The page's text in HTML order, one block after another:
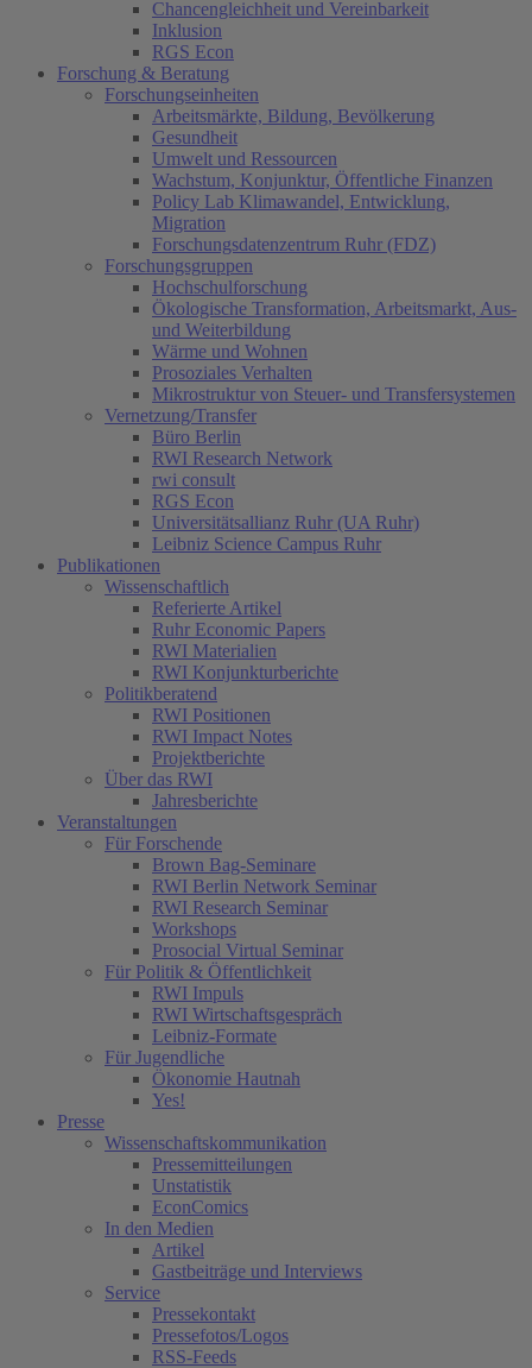
Chancengleichheit und Vereinbarkeit
Inklusion
RGS Econ
Forschung & Beratung
Forschungseinheiten
Arbeitsmärkte, Bildung, Bevölkerung
Gesundheit
Umwelt und Ressourcen
Wachstum, Konjunktur, Öffentliche Finanzen
Policy Lab Klimawandel, Entwicklung,
Migration
Forschungsdatenzentrum Ruhr (FDZ)
Forschungsgruppen
Hochschulforschung
Ökologische Transformation, Arbeitsmarkt, Aus-
und Weiterbildung
Wärme und Wohnen
Prosoziales Verhalten
Mikrostruktur von Steuer- und Transfersystemen
Vernetzung/Transfer
Büro Berlin
RWI Research Network
rwi consult
RGS Econ
Universitätsallianz Ruhr (UA Ruhr)
Leibniz Science Campus Ruhr
Publikationen
Wissenschaftlich
Referierte Artikel
Ruhr Economic Papers
RWI Materialien
RWI Konjunkturberichte
Politikberatend
RWI Positionen
RWI Impact Notes
Projektberichte
Über das RWI
Jahresberichte
Veranstaltungen
Für Forschende
Brown Bag-Seminare
RWI Berlin Network Seminar
RWI Research Seminar
Workshops
Prosocial Virtual Seminar
Für Politik & Öffentlichkeit
RWI Impuls
RWI Wirtschaftsgespräch
Leibniz-Formate
Für Jugendliche
Ökonomie Hautnah
Yes!
Presse
Wissenschaftskommunikation
Pressemitteilungen
Unstatistik
EconComics
In den Medien
Artikel
Gastbeiträge und Interviews
Service
Pressekontakt
Pressefotos/Logos
RSS-Feeds